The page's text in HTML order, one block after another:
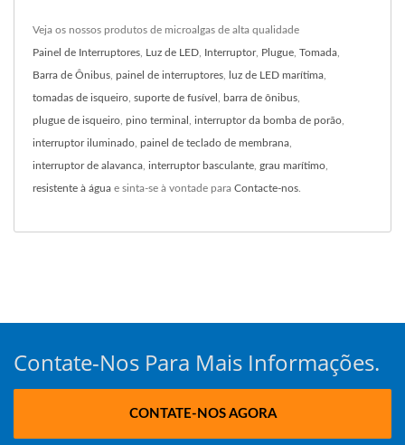
Veja os nossos produtos de microalgas de alta qualidade
Painel de Interruptores Luz de LED Interruptor, Plugue Tomada
Barra de Ônibus painel de interruptores luz de LED marítima
tomadas de isqueiro suporte de fusível barra de ônibus
plugue de isqueiro pino terminal interruptor da bomba de porão
interruptor iluminado painel de teclado de membrana
interruptor de alavanca interruptor basculante grau marítimo
resistente à água e sinta-se à vontade para Contacte-nos
Contate-Nos Para Mais Informações.
CONTATE-NOS AGORA